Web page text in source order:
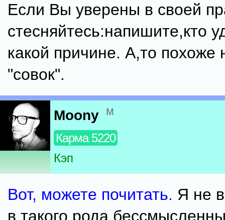
Если Вы уверены в своей
стесняйтесь:напишите,кто
какой причине. А,то похоже
"совок".
Moony м
Карма 5220
Кэп
Вот, можете почитать. Я не
в такого рода